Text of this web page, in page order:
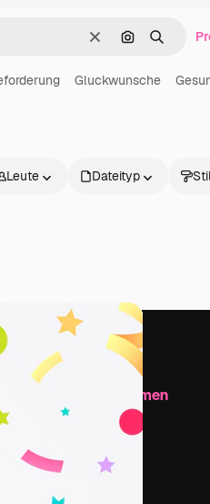
LöschenNach Bild
Suchen
Gluckwunsche
Leute Dateityp
Unternehmen
Reviews